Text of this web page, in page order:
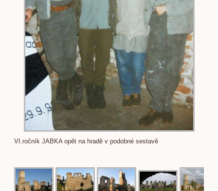
VI.ročník JABKA opět na hradě v podobné sestavě